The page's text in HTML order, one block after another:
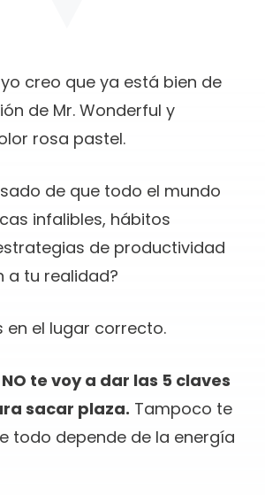
creo que ya está bien de
de Mr. Wonderful y
rosa pastel.
de que todo el mundo
infalibles, hábitos
de productividad
a tu realidad?
en el lugar correcto.
te voy a dar las 5 claves
sacar plaza. Tampoco te
todo depende de la energía